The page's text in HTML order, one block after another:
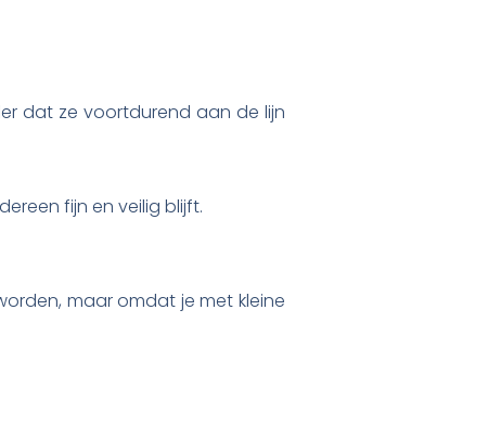
dat ze voortdurend aan de lijn
fijn en veilig blijft.
maar omdat je met kleine